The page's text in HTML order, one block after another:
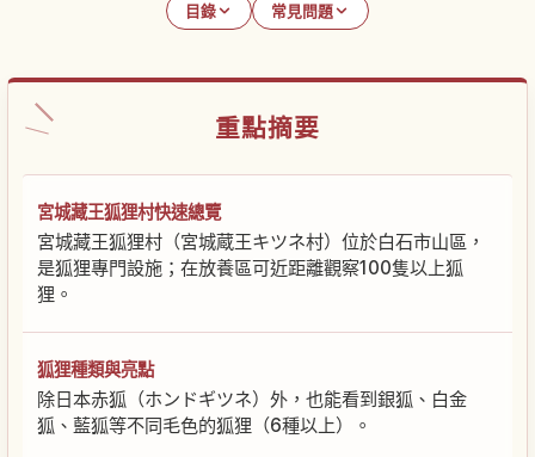
目錄 常見問題
重點摘要
宮城藏王狐狸村快速總覽
宮城藏王狐狸村（宮城蔵王キツネ村）位於白石市山區，
是狐狸專門設施；在放養區可近距離觀察100隻以上狐
狸。
狐狸種類與亮點
除日本赤狐（ホンドギツネ）外，也能看到銀狐、白金
狐、藍狐等不同毛色的狐狸（6種以上）。